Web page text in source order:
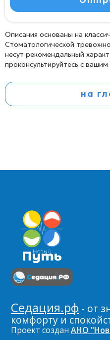
Описания основаны на
Стоматологической
несут рекомендальный
проконсультируйтесь с
на
Седация.рф - от
комфорту и
Проект созданАНО